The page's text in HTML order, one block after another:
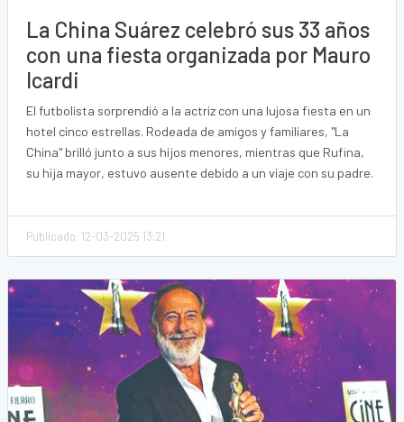
La China Suárez celebró sus 33 años
con una fiesta organizada por Mauro
Icardi
El futbolista sorprendió a la actriz con una lujosa fiesta en un
hotel cinco estrellas. Rodeada de amigos y familiares, "La
China" brilló junto a sus hijos menores, mientras que Rufina,
su hija mayor, estuvo ausente debido a un viaje con su padre.
Publicado: 12-03-2025 13:21